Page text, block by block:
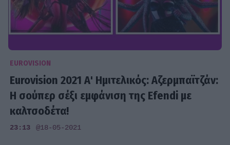
EUROVISION
Eurovision 2021 Α' Ημιτελικός: Αζερμπαϊτζάν:
Η σούπερ σέξι εμφάνιση της Efendi με
καλτσοδέτα!
23:13 @18-05-2021